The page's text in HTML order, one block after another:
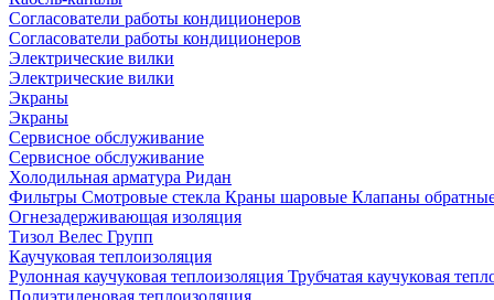
Согласователи работы кондиционеров
Согласователи работы кондиционеров
Электрические вилки
Электрические вилки
Экраны
Экраны
Сервисное обслуживание
Сервисное обслуживание
Холодильная арматура Ридан
Фильтры Смотровые стекла Краны шаровые Клапаны
Огнезадерживающая изоляция
Тизол Велес Групп
Каучуковая теплоизоляция
Рулонная каучуковая теплоизоляция Трубчатая каучуковая
Полиэтиленовая теплоизоляция